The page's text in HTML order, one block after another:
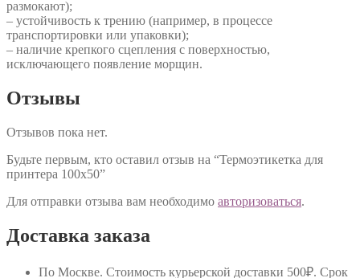
размокают);
– устойчивость к трению (например, в процессе
транспортировки или упаковки);
– наличие крепкого сцепления с поверхностью,
исключающего появление морщин.
Отзывы
Отзывов пока нет.
Будьте первым, кто оставил отзыв на “Термоэтикетка для
принтера 100х50”
Для отправки отзыва вам необходимо авторизоваться.
Доставка заказа
По Москве. Стоимость курьерской доставки 500₽. Срок